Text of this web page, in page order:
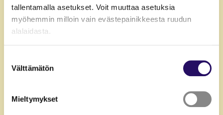
tallentamalla asetukset. Voit muuttaa asetuksia
myöhemmin milloin vain evästepainikkeesta ruudun
alalaidasta.
Lue lisää sivustostamme ja evästeistä
valinta
Välttämätön
Mieltymykset
Asu ja elä
Pai­kal­li­suus ja paikalliset
tavat